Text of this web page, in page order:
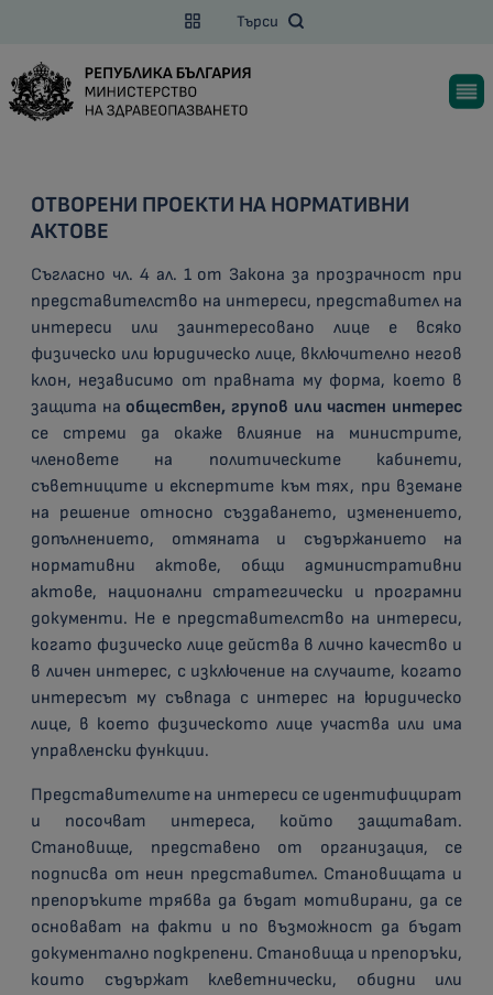
Търси
ОТВОРЕНИ ПРОЕКТИ НА НОРМАТИВНИ
АКТОВЕ
Съгласно чл. 4 ал. 1 от Закона за прозрачност при
представителство на интереси, представител на
интереси или заинтересовано лице е всяко
физическо или юридическо лице, включително негов
клон, независимо от правната му форма, което в
защита на обществен, групов или частен интерес
се стреми да окаже влияние на министрите,
членовете на политическите кабинети,
съветниците и експертите към тях, при вземане
на решение относно създаването, изменението,
допълнението, отмяната и съдържанието на
нормативни актове, общи административни
актове, национални стратегически и програмни
документи. Не е представителство на интереси,
когато физическо лице действа в лично качество и
в личен интерес, с изключение на случаите, когато
интересът му съвпада с интерес на юридическо
лице, в което физическото лице участва или има
управленски функции.
Представителите на интереси се идентифицират
и посочват интереса, който защитават.
Становище, представено от организация, се
подписва от неин представител. Становищата и
препоръките трябва да бъдат мотивирани, да се
основават на факти и по възможност да бъдат
документално подкрепени. Становища и препоръки,
които съдържат клеветнически, обидни или